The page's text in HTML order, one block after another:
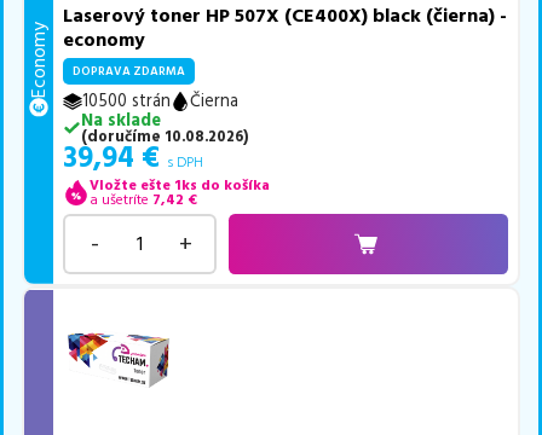
Economy
Laserový toner HP 507X (CE400X) black (čierna) -
economy
DOPRAVA ZDARMA
10500 strán
Čierna
Na sklade
(doručíme 10.08.2026)
39,94 € s DPH
Vložte ešte 1ks do košíka
a ušetríte 7,42 €
- +